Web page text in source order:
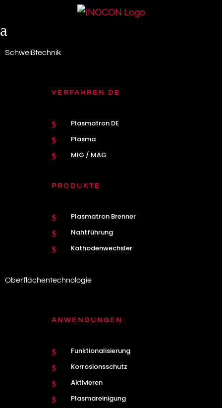
a
Schweißtechnik
VERFAHREN DE
$ Plasmatron DE
$ Plasma
$ MIG / MAG
PRODUKTE
$ Plasmatron Brenner
$ Nahtführung
$ Kathodenwechsler
Oberflächentechnologie
ANWENDUNGEN
$ Funktionalisierung
$ Korrosionsschutz
$ Aktivieren
$ Plasmareinigung